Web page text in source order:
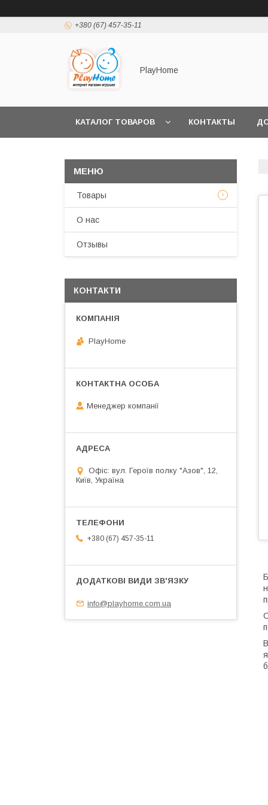
+380 (67) 457-35-11
PlayHome
КАТАЛОГ ТОВАРОВ КОНТАКТЫ
Товары
О нас
Отзывы
КОНТАКТИ
PlayHome
Менеджер компанії
Офіс: вул. Героїв полку "Азов", 12,
Київ, Україна
+380 (67) 457-35-11
info@playhome.com.ua